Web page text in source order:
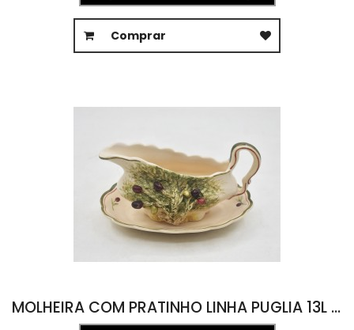
Comprar
MOLHEIRA COM PRATINHO LINHA PUGLIA 13L X 19C X 10A